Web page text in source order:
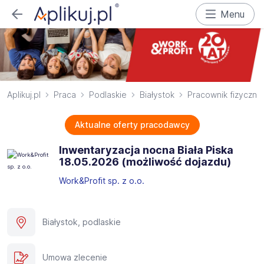
Menu
Aplikuj.pl Praca Podlaskie Białystok Pracownik fizyczny
Aktualne oferty pracodawcy
Inwentaryzacja nocna Biała Piska​
18.05.2026 (możliwość dojazdu)
Work&Profit sp. z o.o.
Białystok, podlaskie
Umowa zlecenie